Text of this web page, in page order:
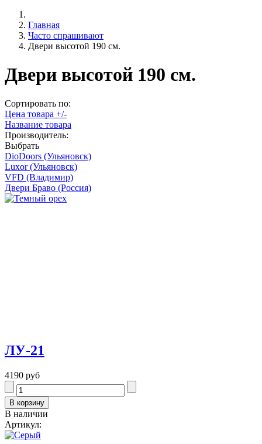
Главная
Часто спрашивают
Двери высотой 190 см.
Двери высотой 190 см.
Сортировать по:
Цена товара +/-
Название товара
Производитель:
Выбрать
DioDoors (Ульяновск)
Luxor (Ульяновск)
VFD (Владимир)
Двери Браво (Россия)
ЛУ-21
4190 руб
В наличии
Артикул: